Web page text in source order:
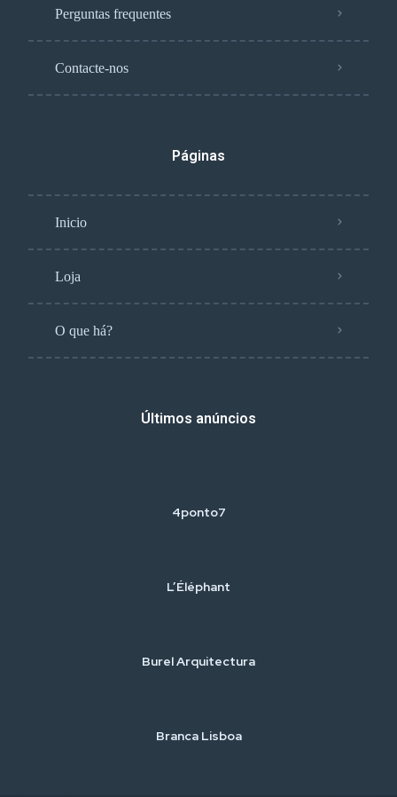
Perguntas frequentes
Contacte-nos
Páginas
Inicio
Loja
O que há?
Últimos anúncios
4ponto7
L’Éléphant
Burel Arquitectura
Branca Lisboa